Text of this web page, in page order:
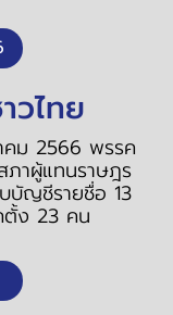
วไทย
คม 2566 พรรค
ภาผู้แทนราษฎร
บัญชีรายชื่อ 13
ตั้ง 23 คน